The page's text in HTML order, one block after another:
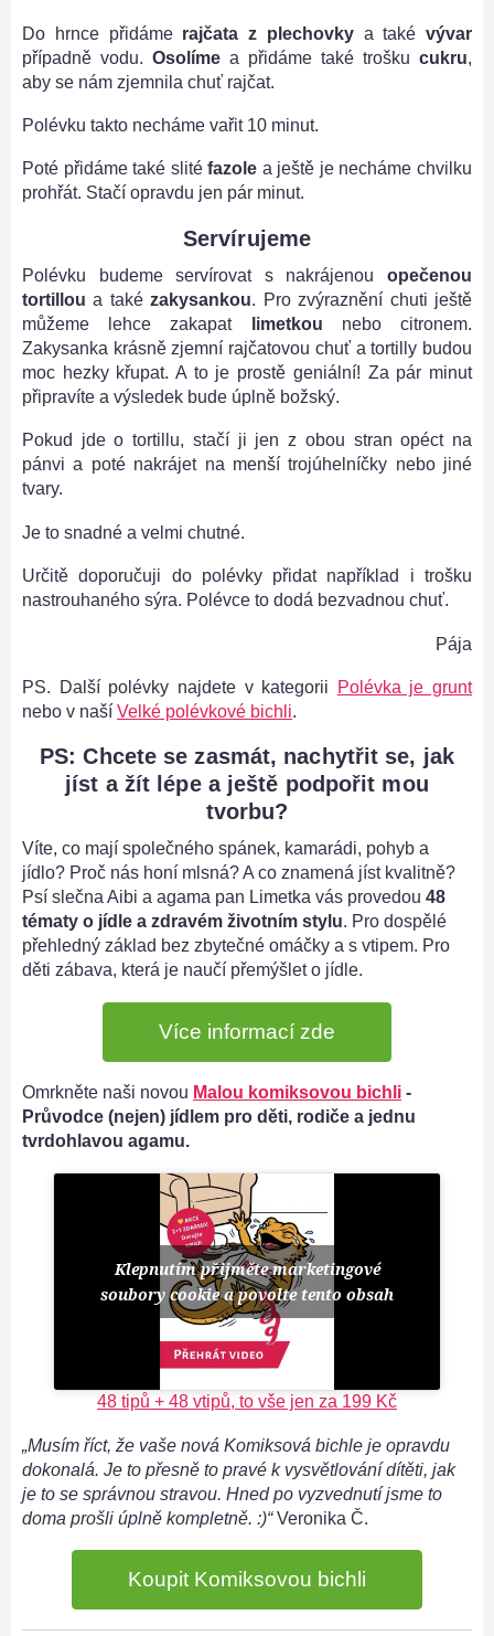
Do hrnce přidáme rajčata z plechovkya také vývar
případně vodu. Osolíme a přidáme také trošku cukru,
aby se nám zjemnila chuť rajčat.
Polévku takto necháme vařit 10 minut.
Poté přidáme také slitéfazole a ještě je necháme chvilku
prohřát. Stačí opravdu jen pár minut.
Servírujeme
Polévku budeme servírovat s nakrájenou opečenou
tortillou a takézakysankou. Pro zvýraznění chuti ještě
můžeme lehce zakapat
limetkou nebo citronem.
Zakysanka krásně zjemní rajčatovou chuť a tortilly budou
moc hezky křupat. A to je prostě geniální! Za pár minut
připravíte a výsledek bude úplně božský.
Pokud jde o tortillu, stačí ji jen z obou stran opéct na
pánvi a poté nakrájet na menší trojúhelníčky nebo jiné
tvary.
Je to snadné a velmi chutné.
Určitě doporučuji do polévky přidat například i trošku
nastrouhaného sýra. Polévce to dodá bezvadnou chuť. ​​
Pája
PS. Další polévky najdete v kategorii
Polévka je grunt
nebo v naší Velké polévkové bichli.
PS: Chcete se zasmát, nachytřit se, jak
jíst a žít lépe a ještě podpořit mou
tvorbu?
Víte, co mají společného spánek, kamarádi, pohyb a
jídlo? Proč nás honí mlsná? A co znamená jíst kvalitně?
Psí slečna Aibi a agama pan Limetka vás provedou 48
tématy o jídle a zdravém životním stylu. Pro dospělé
přehledný základ bez zbytečné omáčky a s vtipem. Pro
děti zábava, která je naučí přemýšlet o jídle.
Více informací zde
Omrkněte naši novou Malou komiksovou bichli -
Průvodce (nejen) jídlem pro děti, rodiče a jednu
tvrdohlavou agamu.
Klepnutím přijměte marketingové
soubory cookie a povolte tento obsah
48 tipů + 48 vtipů, to vše jen za 199 Kč
„Musím říct, že vaše nová Komiksová bichle je opravdu
dokonalá. Je to přesně to pravé k vysvětlování dítěti, jak
je to se správnou stravou. Hned po vyzvednutí jsme to
doma prošli úplně kompletně. :)“Veronika Č.
Koupit Komiksovou bichli